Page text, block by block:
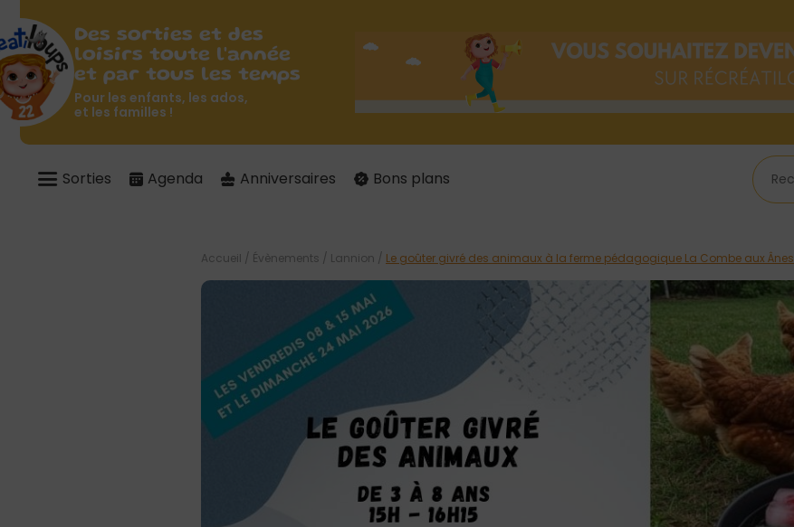
Des sorties et des
loisirs toute l'année
et par tous les temps
Pour les enfants, les ados,
et les familles !
Sorties Agenda Anniversaires Bons plans
Accueil / Évènements / Lannion / Le goûter givré des animaux à la ferme pédagogique La Combe aux Ânes